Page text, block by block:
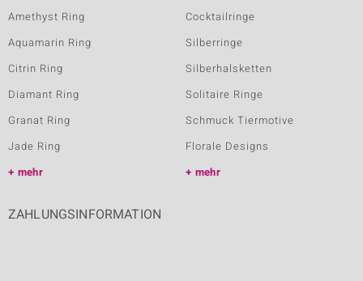
Amethyst Ring
Aquamarin Ring
Citrin Ring
Diamant Ring
Granat Ring
Jade Ring
mehr
Cocktailringe
Silberringe
Silberhalsketten
Solitaire Ringe
Schmuck Tiermotive
Florale Designs
mehr
ZAHLUNGSINFORMATION